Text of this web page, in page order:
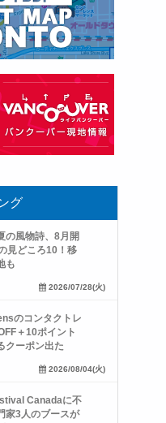
グ
の風物詩、8月開
見どころ10！移
も
2026/07/28(火)
のコンタクトレ
＋10ポイント
クーポン出た
2026/08/04(火)
Canadaに不
家3人のブースが